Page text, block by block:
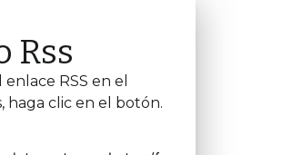
Rss
enlace RSS en el
haga clic en el botón.